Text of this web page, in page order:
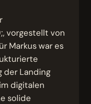
vorgestellt von
Markus war es
der Landing
digitalen
solide